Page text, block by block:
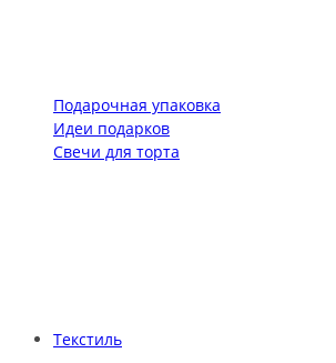
Подарочная упаковка
Идеи подарков
Свечи для торта
Текстиль